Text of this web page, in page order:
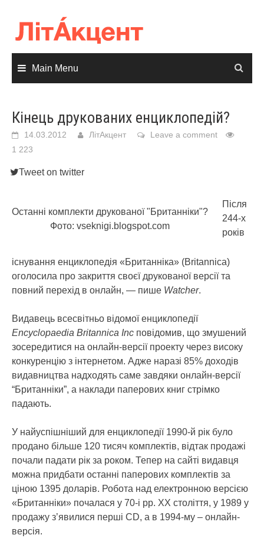
content
Main Menu
Кінець друкованих енциклопедій?
14.03.2012 ЛітАкцент
Leave a comment
1 223
Tweet on twitter
Останні комплекти друкованої "Британніки"?
Фото: vseknigi.blogspot.com
Після
244-х
років
існування енциклопедія «Британніка» (Britannica)
оголосила про закриття своєї друкованої версії та
повний перехід в онлайн, — пише Watcher.
Видавець всесвітньо відомої енциклопедії
Encyclopaedia Britannica Inc повідомив, що змушений
зосередитися на онлайн-версії проекту через високу
конкуренцію з інтернетом. Адже наразі 85% доходів
видавництва надходять саме завдяки онлайн-версії
“Британніки”, а наклади паперових книг стрімко
падають.
У найуспішніший для енциклопедії 1990-й рік було
продано більше 120 тисяч комплектів, відтак продажі
почали падати рік за роком. Тепер на сайті видавця
можна придбати останні паперових комплектів за
ціною 1395 доларів. Робота над електронною версією
«Британніки» почалася у 70-і рр. ХХ століття, у 1989 у
продажу з’явилися перші CD, а в 1994-му – онлайн-
версія.